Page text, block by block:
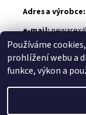
Adresa výrobce:
e-mail:
Shoptet.cz |
Používáme
prohlížení webu a
funkce, výkon a